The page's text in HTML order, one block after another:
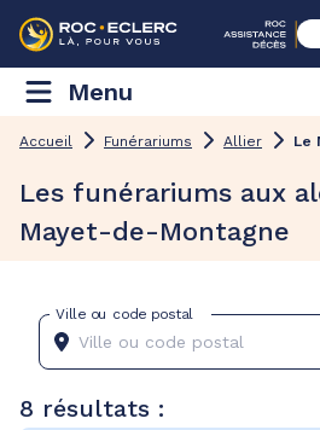
Menu
Accueil Funérariums Allier Le
Les funérariums aux
Mayet-de-Montagne
Ville ou code postal
8 résultats :